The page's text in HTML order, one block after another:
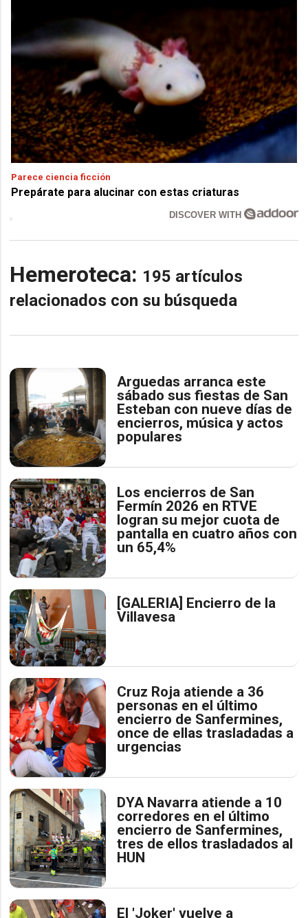
Parece ciencia ficción
Prepárate para alucinar con estas criaturas
DISCOVER WITH
Hemeroteca: 195 artículos
relacionados con su búsqueda
Arguedas arranca este
sábado sus fiestas de San
Esteban con nueve días de
encierros, música y actos
populares
Los encierros de San
Fermín 2026 en RTVE
logran su mejor cuota de
pantalla en cuatro años con
un 65,4%
[GALERIA] Encierro de la
Villavesa
Cruz Roja atiende a 36
personas en el último
encierro de Sanfermines,
once de ellas trasladadas a
urgencias
DYA Navarra atiende a 10
corredores en el último
encierro de Sanfermines,
tres de ellos trasladados al
HUN
El 'Joker' vuelve a